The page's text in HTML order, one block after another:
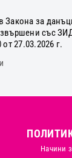
Закона за
със
27.03.2026 г.
Начини